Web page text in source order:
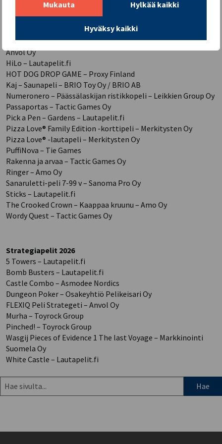
Mukauta Hylkää kaikki
Hyväksy kaikki
Exploding Kittens: The Board Game – Asmodee Nordics
FLEXIQ Peli Raptor Race – Anvol Oy
HASBRO Monopoly Lautapeli Digipankki (suomenkielinen) –
Anvol Oy
HiLo – Lautapelit.fi
HOT DOG DROP GAME – Proxy Finland
Kaj – Saunapeli – BRIO Toy Oy / BRIO AB
Numeronero – Päässälaskijan ristikkopeli – Leikkien Group Oy
Passaportas – Tactic Games Oy
Pick a Pen – Gardens – Lautapelit.fi
Pizza Love® Family Edition -korttipeli – Merkitysten Oy
Pizza Love® -lautapeli – Merkitysten Oy
PuffiNova – Tie Games
Rakenna ja arvaa – Tactic Games Oy
Ringer – Amo Oy
Sanaruletti-peli 7-99 v – Sanoma Pro Oy
Sticks – Lautapelit.fi
The Crooked Crown – Kaappaa kruunu – Amo Oy
Wordy Quest – Tactic Games Oy
Strategiapelit 2026
5 Towers – Lautapelit.fi
Bomb Busters – Lautapelit.fi
Castle Combo – Asmodee Nordics
Dungeon Poker – Osakeyhtiö Pelikeisari Oy
FLEXIQ Peli Strategeti – Anvol Oy
Murha – Toyrock Group
Pinched! – Toyrock Group
Wasgij Pieces of Evidence 1 The last Voyage – Markkinointi
Suomela Oy
White Castle – Lautapelit.fi
Hae
sivulta: